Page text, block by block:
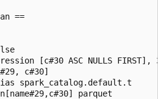
==
[c#30 ASC NULLS FIRST],
c#30]
spark_catalog.default.t
parquet